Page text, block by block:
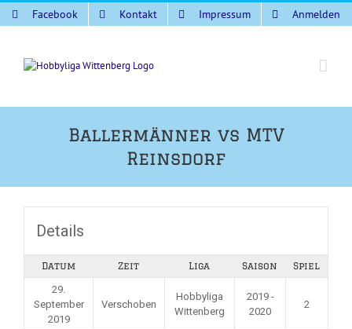
Zum
Inhalt
Facebook Kontakt Impressum Anmelden
Ballermänner vs MTV
Reinsdorf
Details
Datum Zeit Liga Saison Spiel
29.
September
2019
Verschoben
Hobbyliga
Wittenberg
2019 -
2020
2